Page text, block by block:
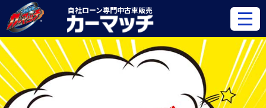
自社ローン専門中古車販売